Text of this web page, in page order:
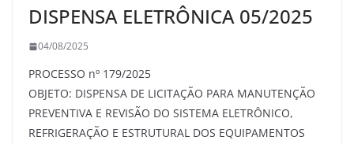
DISPENSA ELETRÔNICA 05/2025
04/08/2025
PROCESSO nº 179/2025
OBJETO: DISPENSA DE LICITAÇÃO PARA MANUTENÇÃO
PREVENTIVA E REVISÃO DO SISTEMA ELETRÔNICO,
REFRIGERAÇÃO E ESTRUTURAL DOS EQUIPAMENTOS